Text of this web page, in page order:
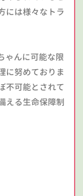
には様々なトラ
ゃんに可能な限
に努めておりま
不可能とされて
える生命保障制